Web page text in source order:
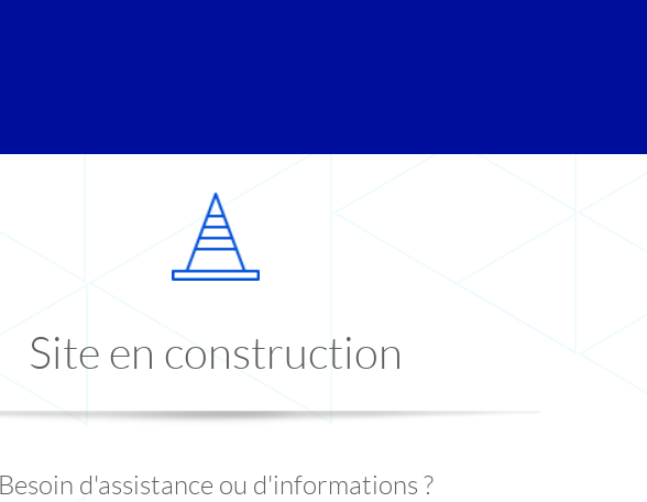
Site en construction
Besoin d'assistance ou d'informations ?